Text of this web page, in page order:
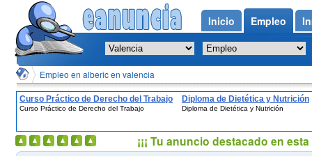
Empleo en alberic en valencia
Curso Práctico de Derecho del Trabajo
Curso Práctico de Derecho del Trabajo
Diploma de Dietética y Nutrición
Diploma de Dietética y Nutrición
Inicio Empleo
¡¡¡ Tu anuncio destacado en